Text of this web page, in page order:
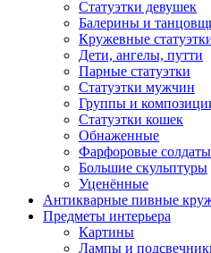
Статуэтки девушек
Балерины и
Кружевные
Дети, ангелы, путти
Парные статуэтки
Статуэтки мужчин
Группы и
Статуэтки кошек
Обнаженные
Фарфоровые солдаты
Большие скульптуры
Уценённые
Антикварные пивные
Предметы интерьера
Картины
Лампы и